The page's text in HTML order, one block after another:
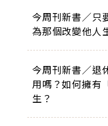
今周刊新書／只
為那個改變他人
今周刊新書／退
用嗎？如何擁有
生？